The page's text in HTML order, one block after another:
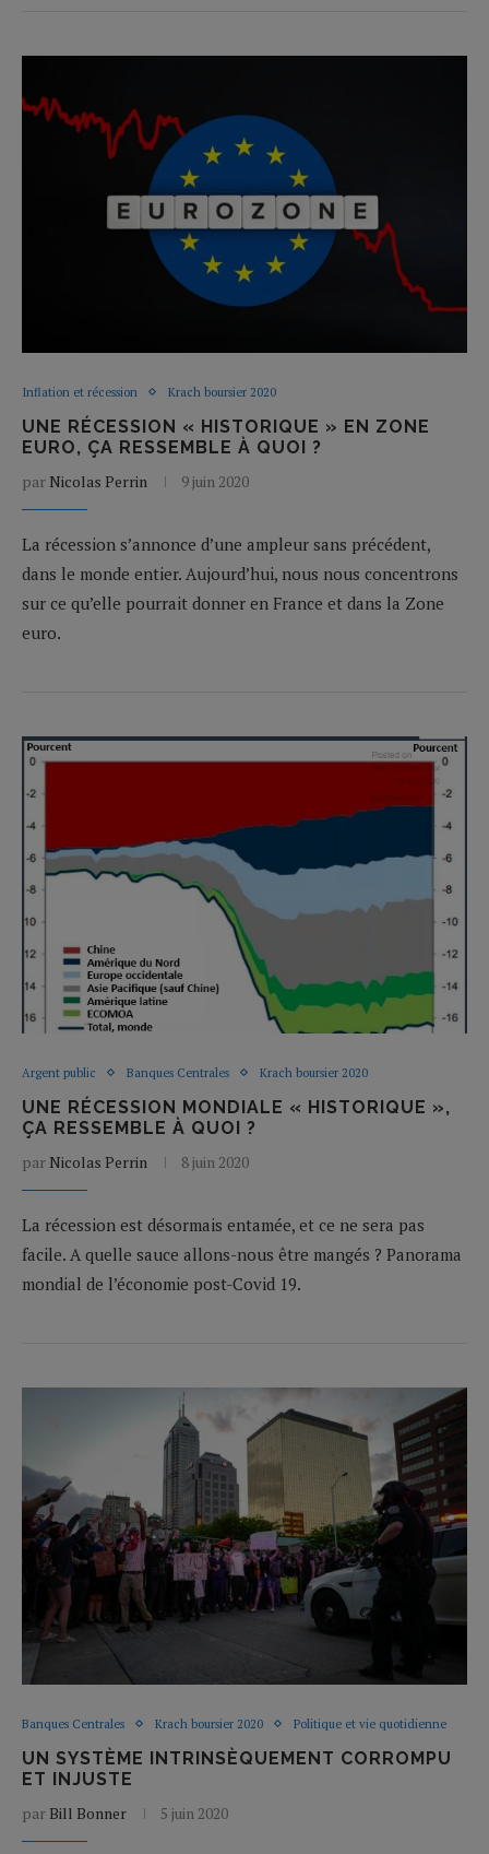
Inflation et récession Krach boursier 2020
UNE RÉCESSION « HISTORIQUE » EN ZONE
EURO, ÇA RESSEMBLE À QUOI ?
par Nicolas Perrin 9 juin 2020
La récession s’annonce d’une ampleur sans précédent,
dans le monde entier. Aujourd’hui, nous nous concentrons
sur ce qu’elle pourrait donner en France et dans la Zone
euro.
Argent public Banques Centrales Krach boursier 2020
UNE RÉCESSION MONDIALE « HISTORIQUE »,
ÇA RESSEMBLE À QUOI ?
par Nicolas Perrin 8 juin 2020
La récession est désormais entamée, et ce ne sera pas
facile. A quelle sauce allons-nous être mangés ? Panorama
mondial de l’économie post-Covid 19.
Banques Centrales Krach boursier 2020 Politique et vie quotidienne
UN SYSTÈME INTRINSÈQUEMENT CORROMPU
ET INJUSTE
par Bill Bonner 5 juin 2020